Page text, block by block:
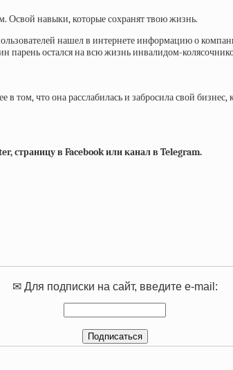
Освой навыки, которые сохранят твою жизнь.
нашел в интернете информацию о
парень остался на всю жизнь инвалидом-
том, что она расслабилась и забросила свой
страницу в Facebook или канал в Telegram.
✉ Для подписки на сайт, введите e-mail: